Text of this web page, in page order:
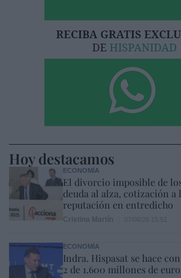
Hoy destacamos
ECONOMÍA
El divorcio imposible de
deuda al alza, cotización a
reputación en entredicho
ECONOMÍA
Indra. Hispasat se hace
2 de 1.600 millones de